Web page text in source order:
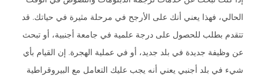
الحالي، فهذا يعني أنك على الأرجح في مرحلة مثيرة في حياتك. قد
تتقدم بطلب للحصول على درجة علمية في جامعة أجنبية، أو تبحث
عن وظيفة جديدة في بلد جديد، أو في عملية الهجرة. إن القيام بأي
شيء في بلد أجنبي يعني أنه يجب عليك التعامل مع البيروقراطية